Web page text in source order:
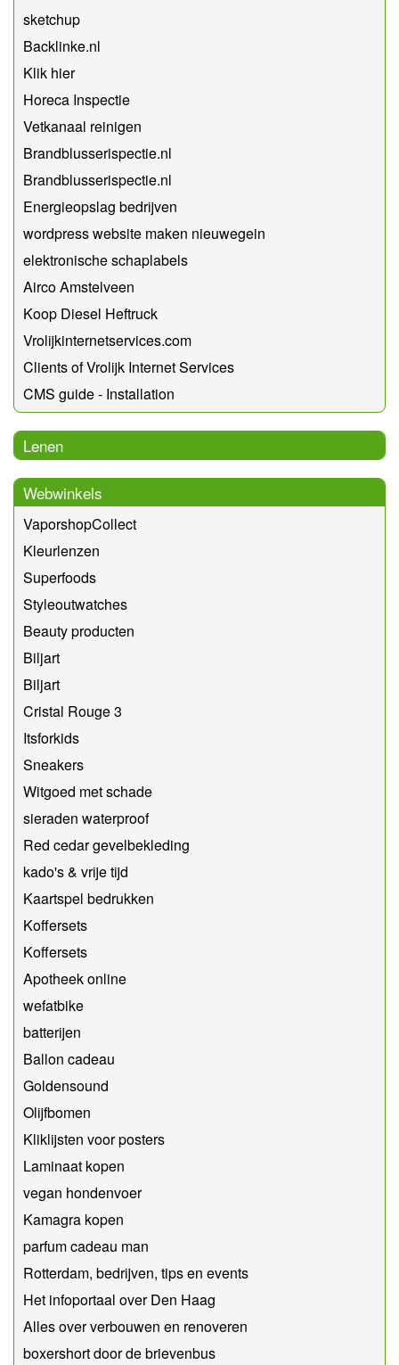
sketchup
Backlinke.nl
Klik hier
Horeca Inspectie
Vetkanaal reinigen
Brandblusserispectie.nl
Brandblusserispectie.nl
Energieopslag bedrijven
wordpress website maken nieuwegein
elektronische schaplabels
Airco Amstelveen
Koop Diesel Heftruck
Vrolijkinternetservices.com
Clients of Vrolijk Internet Services
CMS guide - Installation
Lenen
Webwinkels
VaporshopCollect
Kleurlenzen
Superfoods
Styleoutwatches
Beauty producten
Biljart
Biljart
Cristal Rouge 3
Itsforkids
Sneakers
Witgoed met schade
sieraden waterproof
Red cedar gevelbekleding
kado's & vrije tijd
Kaartspel bedrukken
Koffersets
Koffersets
Apotheek online
wefatbike
batterijen
Ballon cadeau
Goldensound
Olijfbomen
Kliklijsten voor posters
Laminaat kopen
vegan hondenvoer
Kamagra kopen
parfum cadeau man
Rotterdam, bedrijven, tips en events
Het infoportaal over Den Haag
Alles over verbouwen en renoveren
boxershort door de brievenbus